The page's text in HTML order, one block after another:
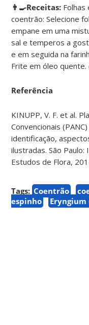
👨‍🍳Receitas: Folhas
coentrão:Selecione
empane em uma
sal e temperos a
e em seguida na
Frite em óleo quente.
Referência
KINUPP, V. F. et al.
Convencionais
identificação,
ilustradas. São
Estudos de Flora,
Tags: Coentrão
espinho